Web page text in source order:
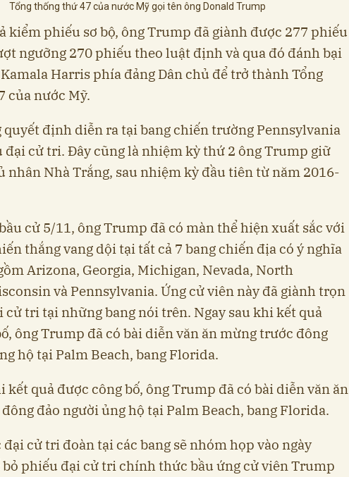
Tổng thống thứ 47 của nước Mỹ gọi tên ông Donald Trump
kiểm phiếu sơ bộ, ông Trump đã giành được 277 phiếu
ngưỡng 270 phiếu theo luật định và qua đó đánh bại
Harris phía đảng Dân chủ để trở thành Tổng
của nước Mỹ.
quyết định diễn ra tại bang chiến trường Pennsylvania
đại cử tri. Đây cũng là nhiệm kỳ thứ 2 ông Trump giữ
nhân Nhà Trắng, sau nhiệm kỳ đầu tiên từ năm 2016-
cử 5/11, ông Trump đã có màn thể hiện xuất sắc với
thắng vang dội tại tất cả 7 bang chiến địa có ý nghĩa
Arizona, Georgia, Michigan, Nevada, North
và Pennsylvania. Ứng cử viên này đã giành trọn
cử tri tại những bang nói trên. Ngay sau khi kết quả
ông Trump đã có bài diễn văn ăn mừng trước đông
hộ tại Palm Beach, bang Florida.
kết quả được công bố, ông Trump đã có bài diễn văn ăn
đảo người ủng hộ tại Palm Beach, bang Florida.
đại cử tri đoàn tại các bang sẽ nhóm họp vào ngày
bỏ phiếu đại cử tri chính thức bầu ứng cử viên Trump